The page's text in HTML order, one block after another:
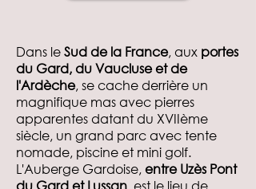
​Dans leSud de la France, aux portes
du Gard, du Vaucluse et de
l'Ardèche, se cache derrière un
magnifique mas avec pierres
apparentes datant du XVIIème
siècle, un grand parc avec tente
nomade, piscine et mini golf.
L'Auberge Gardoise,entre Uzès Pont
du Gard et Lussan , est le lieu de